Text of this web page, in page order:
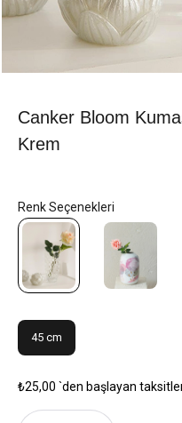
Canker Bloom
Krem
45 cm
₺25,00 `den başlayan